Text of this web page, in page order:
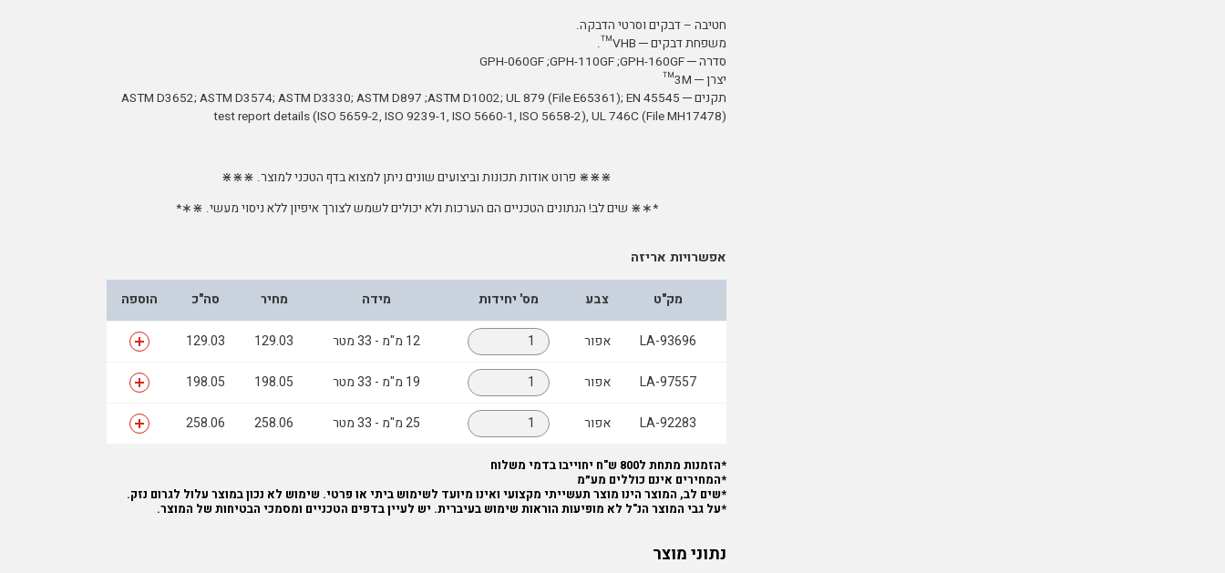
חטיבה – דבקים וסרטי הדבקה.
משפחת דבקים ─ VHB™.
סדרה ─ GPH-060GF ;GPH-110GF ;GPH-160GF
יצרן ─ 3M™
תקנים ─ ASTM D3652; ASTM D3574; ASTM D3330; ASTM D897 ;ASTM D1002; UL 879 (File E65361); EN 45545
test report details (ISO 5659-2, ISO 9239-1, ISO 5660-1, ISO 5658-2), UL 746C (File MH17478)
⋇⋇⋇ פרוט אודות תכונות וביצועים שונים ניתן למצוא בדף הטכני למוצר. ⋇⋇⋇
*∗⋇ שים לב! הנתונים הטכניים הם הערכות ולא יכולים לשמש לצורך איפיון ללא ניסוי מעשי. ⋇∗*
אפשרויות אריזה
מק"ט צבע מס' יחידות מידה מחיר סה"כ הוספה
LA-93696 אפור 12 מ"מ - 33 מטר 129.03
129.03
LA-97557 אפור 19 מ"מ - 33 מטר 198.05
198.05
LA-92283 אפור 25 מ"מ - 33 מטר 258.06
258.06
*הזמנות מתחת ל800 ש"ח יחוייבו בדמי משלוח
*המחירים אינם כוללים מע״מ
*שים לב, המוצר הינו מוצר תעשייתי מקצועי ואינו מיועד לשימוש ביתי או פרטי. שימוש לא נכון במוצר עלול לגרום נזק.
*על גבי המוצר הנ"ל לא מופיעות הוראות שימוש בעיברית. יש לעיין בדפים הטכניים ומסמכי הבטיחות של המוצר.
נתוני מוצר